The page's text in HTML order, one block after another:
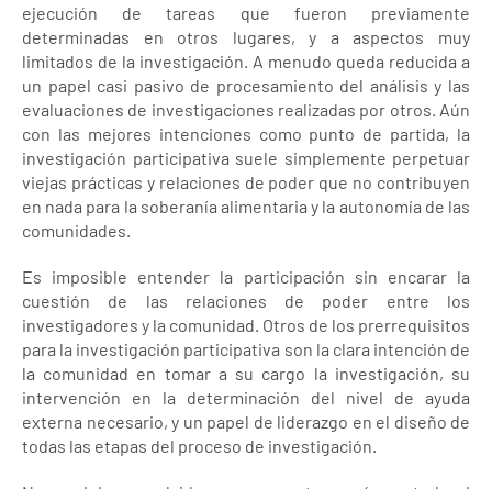
ejecución de tareas que fueron previamente
determinadas en otros lugares, y a aspectos muy
limitados de la investigación. A menudo queda reducida a
un papel casi pasivo de procesamiento del análisis y las
evaluaciones de investigaciones realizadas por otros. Aún
con las mejores intenciones como punto de partida, la
investigación participativa suele simplemente perpetuar
viejas prácticas y relaciones de poder que no contribuyen
en nada para la soberanía alimentaria y la autonomía de las
comunidades.
Es imposible entender la participación sin encarar la
cuestión de las relaciones de poder entre los
investigadores y la comunidad. Otros de los prerrequisitos
para la investigación participativa son la clara intención de
la comunidad en tomar a su cargo la investigación, su
intervención en la determinación del nivel de ayuda
externa necesario, y un papel de liderazgo en el diseño de
todas las etapas del proceso de investigación.